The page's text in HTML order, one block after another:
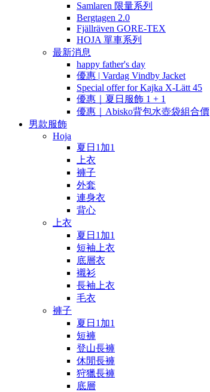
Samlaren 限量系列
Bergtagen 2.0
Fjällräven GORE-TEX
HOJA 單車系列
最新消息
happy father's day
優惠 | Vardag Vindby Jacket
Special offer for Kajka X-Lätt 45
優惠｜夏日服飾 1 + 1
優惠｜Abisko背包水壺袋組合價
男款服飾
Hoja
夏日1加1
上衣
褲子
外套
連身衣
背心
上衣
夏日1加1
短袖上衣
底層衣
襯衫
長袖上衣
毛衣
褲子
夏日1加1
短褲
登山長褲
休閒長褲
狩獵長褲
底層